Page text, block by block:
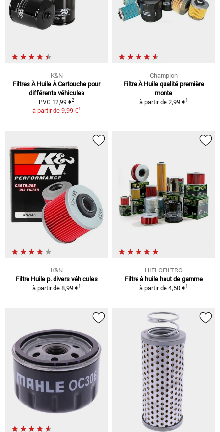
K&N
Filtres À Huile À Cartouche pour
différents véhicules
PVC 12,99 €2
à partir de 9,99 €1
Champion
Filtre À Huile qualité première
monte
à partir de 2,99 €1
K&N
Filtre Huile p. divers véhicules
à partir de 8,99 €1
HIFLOFILTRO
Filtre à huile haut de gamme
à partir de 4,50 €1